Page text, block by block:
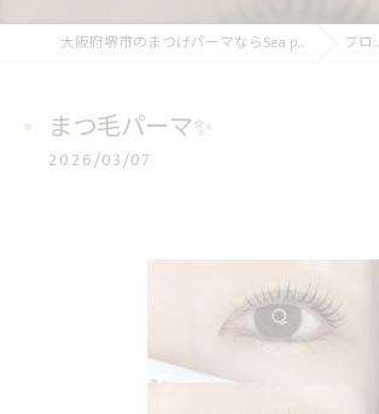
大阪府堺市のまつげパーマならSea pear ブログ
まつ毛パーマ✨
2026/03/07